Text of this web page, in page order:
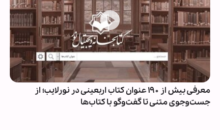
معرفی بیش از ۱۹۰ عنوان کتاب اربعینی در نورلایب؛ از
جست‌وجوی متنی تا گفت‌وگو با کتاب‌ها